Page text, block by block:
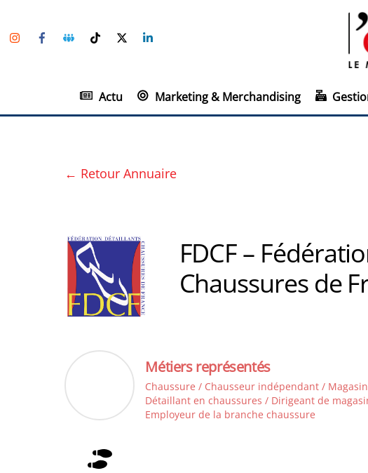
to
InstagramFacebookGroupe
Facebook
TikTokTwitter
Actu Marketing & Merchandising
← Retour Annuaire
FDCF –
Chaussures de
Métiers représentés
Chaussure / Chausseur indépendant /
Détaillant en chaussures / Dirigeant de
Employeur de la branche chaussure